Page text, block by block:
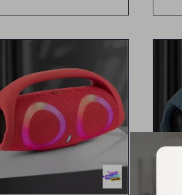
Funciones:
-Bluetooth
-Entradas: DCSV/USB/TF/AUX
para uso con cable o
inalámbrico
de reproducción 15 horas
-Batería de 10000 mAh
Incluye:
-